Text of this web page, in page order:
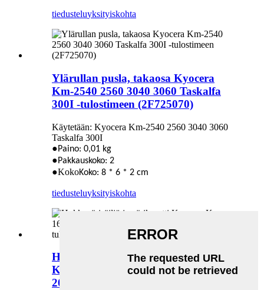
tiedusteluyksityiskohta
Ylärullan pusla, takaosa Kyocera
Km-2540 2560 3040 3060 Taskalfa
300I -tulostimeen (2F725070)
Käytetään: Kyocera Km-2540 2560 3040 3060
Taskalfa 300I
●Paino: 0,01 kg
●Pakkauskoko: 2
●KokoKoko: 8 * 6 * 2 cm
tiedusteluyksityiskohta
Hukkavärisäiliö ja värikasetti
Kyocera Km-1620 2020 1635 1650
2035 2050 TK-410 -tulostimeen